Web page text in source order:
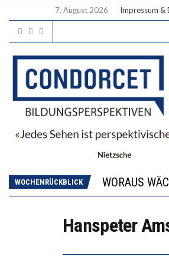
7. August 2026 Impressum &
WOCHENRÜCKBLICK
Hanspeter